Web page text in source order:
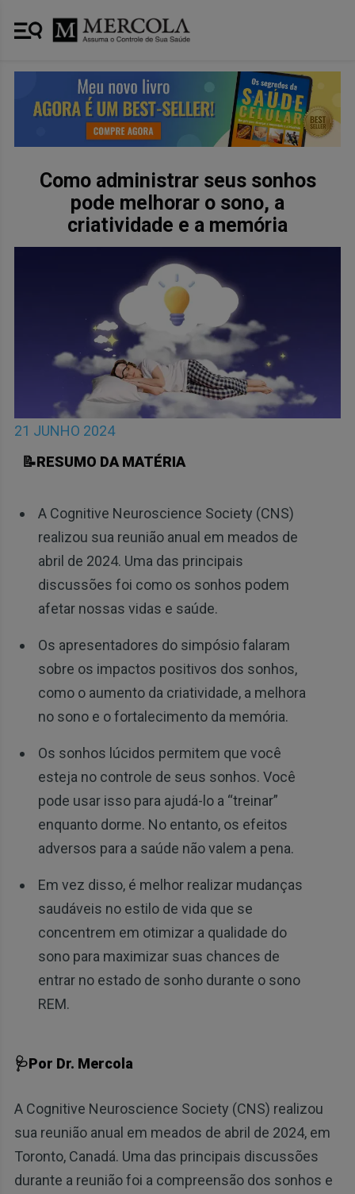
Como administrar seus sonhos
pode melhorar o sono, a
criatividade e a memória
21 JUNHO 2024
📝RESUMO DA MATÉRIA
A Cognitive Neuroscience Society (CNS)
realizou sua reunião anual em meados de
abril de 2024. Uma das principais
discussões foi como os sonhos podem
afetar nossas vidas e saúde.
Os apresentadores do simpósio falaram
sobre os impactos positivos dos sonhos,
como o aumento da criatividade, a melhora
no sono e o fortalecimento da memória.
Os sonhos lúcidos permitem que você
esteja no controle de seus sonhos. Você
pode usar isso para ajudá-lo a “treinar”
enquanto dorme. No entanto, os efeitos
adversos para a saúde não valem a pena.
Em vez disso, é melhor realizar mudanças
saudáveis no estilo de vida que se
concentrem em otimizar a qualidade do
sono para maximizar suas chances de
entrar no estado de sonho durante o sono
REM.
🩺Por Dr. Mercola
A Cognitive Neuroscience Society (CNS) realizou
sua reunião anual em meados de abril de 2024, em
Toronto, Canadá. Uma das principais discussões
durante a reunião foi a compreensão dos sonhos e